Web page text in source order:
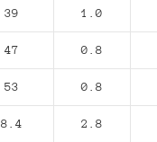
39 1.0
47 0.8
53 0.8
8.4 2.8